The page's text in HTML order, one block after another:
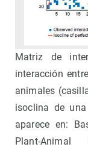
Matriz de
interacción
animales
isoclina de
aparece en:
Plant-